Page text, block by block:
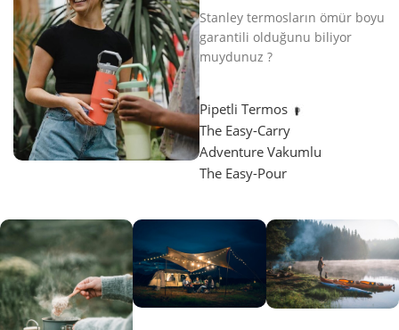
Stanley termosların ömür boyu
garantili olduğunu biliyor
muydunuz ?
Pipetli Termos
The Easy-Carry
Adventure Vakumlu
The Easy-Pour